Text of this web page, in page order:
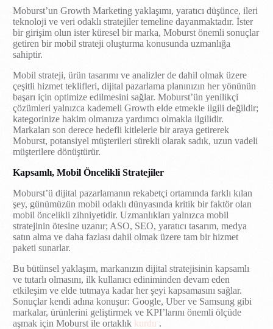
Moburst’un Growth Marketing yaklaşımı, yaratıcı düşünce, ileri
teknoloji ve veri odaklı stratejiler temeline dayanmaktadır. İster
bir girişim olun ister küresel bir marka, Moburst önemli sonuçlar
getiren bir mobil strateji oluşturma konusunda uzmanlığa
sahiptir.
Mobil strateji, ürün tasarımı ve analizler de dahil olmak üzere
çeşitli hizmet teklifleri, dijital pazarlama planınızın her yönünün
başarı için optimize edilmesini sağlar. Moburst’ün yenilikçi
çözümleri yalnızca kademeli Growth elde etmekle ilgili değildir;
kategorinize hakim olmanıza yardımcı olmakla ilgilidir.
Markaları son derece hedefli kitlelerle bir araya getirerek
Moburst, potansiyel müşterileri sürekli olarak sadık, uzun vadeli
müşterilere dönüştürür.
Kapsamlı, Mobil Öncelikli Stratejiler
Moburst’ü dijital pazarlamanın rekabetçi ortamında farklı kılan
şey, günümüzün mobil odaklı dünyasında kritik bir faktör olan
mobil öncelikli zihniyetidir. Uzmanlıkları yalnızca mobil
stratejinin ötesine uzanır; ASO, SEO, yaratıcı tasarım, medya
satın alma ve daha fazlası dahil olmak üzere tam bir hizmet
paketi sunarlar.
Bu bütünsel yaklaşım, markanızın dijital stratejisinin kapsamlı
ve tutarlı olmasını, ilk kullanıcı ediniminden devam eden
etkileşim ve elde tutmaya kadar her şeyi kapsamasını sağlar.
Sonuçlar kendi adına konuşur: Google, Uber ve Samsung gibi
markalar, ürünlerini geliştirmek ve KPI’larını önemli ölçüde
aşmak için Moburst ile ortaklık kurdu .